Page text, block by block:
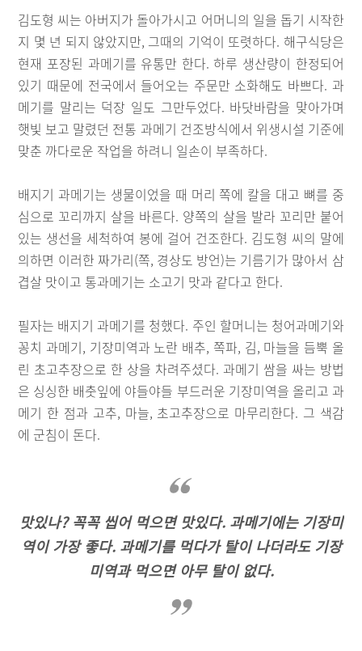
김도형 씨는 아버지가 돌아가시고 어머니의 일을 돕기 시작한
지 몇 년 되지 않았지만, 그때의 기억이 또렷하다. 해구식당은
현재 포장된 과메기를 유통만 한다. 하루 생산량이 한정되어
있기 때문에 전국에서 들어오는 주문만 소화해도 바쁘다. 과
메기를 말리는 덕장 일도 그만두었다. 바닷바람을 맞아가며
햇빛 보고 말렸던 전통 과메기 건조방식에서 위생시설 기준에
맞춘 까다로운 작업을 하려니 일손이 부족하다.
배지기 과메기는 생물이었을 때 머리 쪽에 칼을 대고 뼈를 중
심으로 꼬리까지 살을 바른다. 양쪽의 살을 발라 꼬리만 붙어
있는 생선을 세척하여 봉에 걸어 건조한다. 김도형 씨의 말에
의하면 이러한 짜가리(쪽, 경상도 방언)는 기름기가 많아서 삼
겹살 맛이고 통과메기는 소고기 맛과 같다고 한다.
필자는 배지기 과메기를 청했다. 주인 할머니는 청어과메기와
꽁치 과메기, 기장미역과 노란 배추, 쪽파, 김, 마늘을 듬뿍 올
린 초고추장으로 한 상을 차려주셨다. 과메기 쌈을 싸는 방법
은 싱싱한 배춧잎에 야들야들 부드러운 기장미역을 올리고 과
메기 한 점과 고추, 마늘, 초고추장으로 마무리한다. 그 색감
에 군침이 돈다.
맛있나? 꼭꼭 씹어 먹으면 맛있다. 과메기에는 기장미
역이 가장 좋다. 과메기를 먹다가 탈이 나더라도 기장
미역과 먹으면 아무 탈이 없다.